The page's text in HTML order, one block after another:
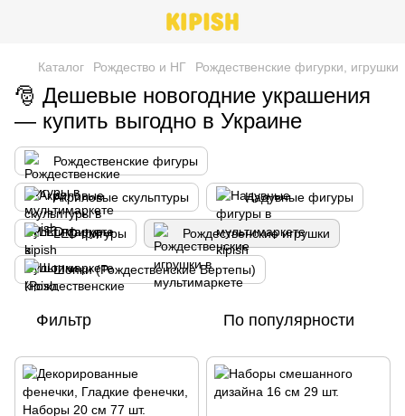
Каталог Рождество и НГ Рождественские фигурки, игрушки
🎅 Дешевые новогодние украшения
— купить выгодно в Украине
Рождественские фигуры
Акриловые скульптуры Надувные фигуры
LED фигуры Рождественские игрушки
Шопки (Рождественские Вертепы)
Фильтр По популярности